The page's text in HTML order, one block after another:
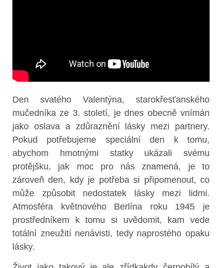
Den svatého Valentýna, starokřesťanského
mučedníka ze 3. století, je dnes obecně vnímán
jako oslava a zdůraznění lásky mezi partnery.
Pokud potřebujeme speciální den k tomu,
abychom hmotnými statky ukázali svému
protějšku, jak moc pro nás znamená, je to
zároveň den, kdy je potřeba si připomenout, co
může způsobit nedostatek lásky mezi lidmi.
Atmosféra květnového Berlína roku 1945 je
prostředníkem k tomu si uvědomit, kam vede
totální zneužití nenávisti, tedy naprostého opaku
lásky.